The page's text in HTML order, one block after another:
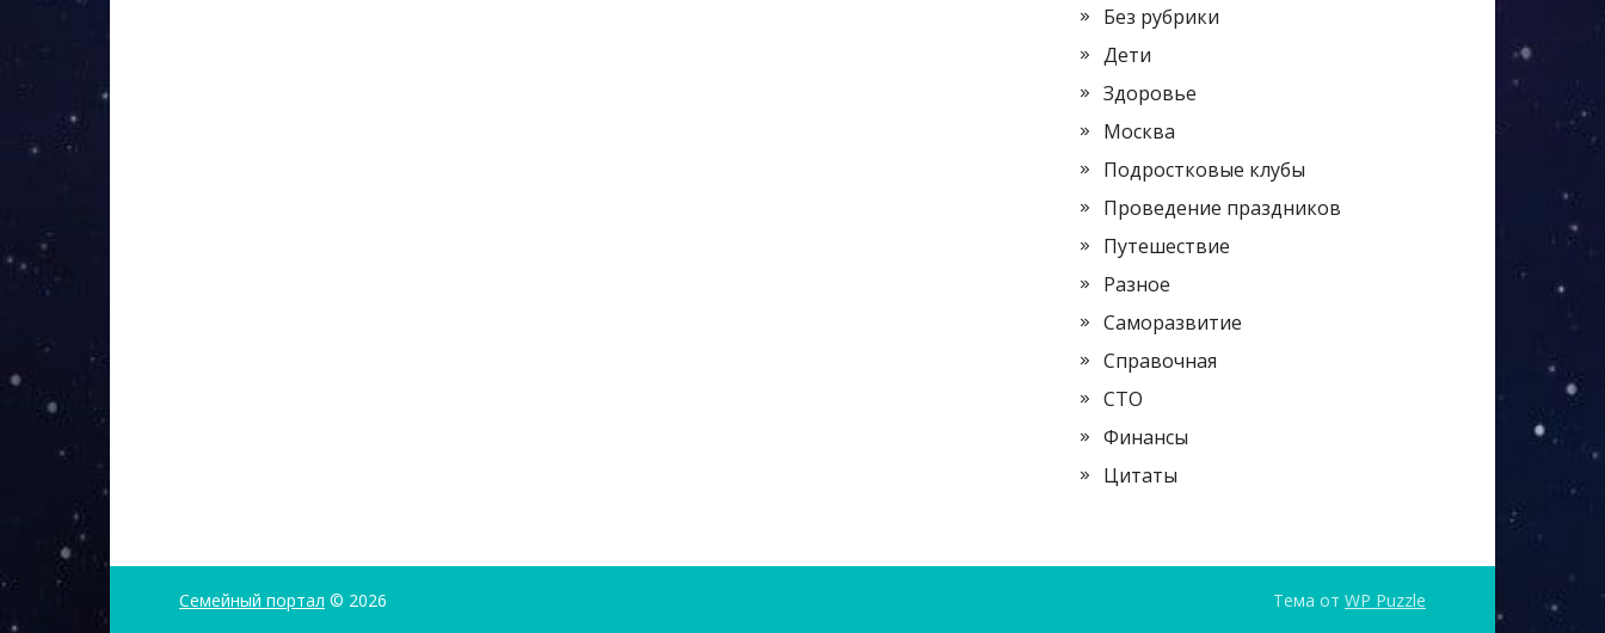
Без рубрики
Дети
Здоровье
Москва
Подростковые клубы
Проведение праздников
Путешествие
Разное
Саморазвитие
Справочная
СТО
Финансы
Цитаты
Семейный портал © 2026 Тема от WP Puzzle